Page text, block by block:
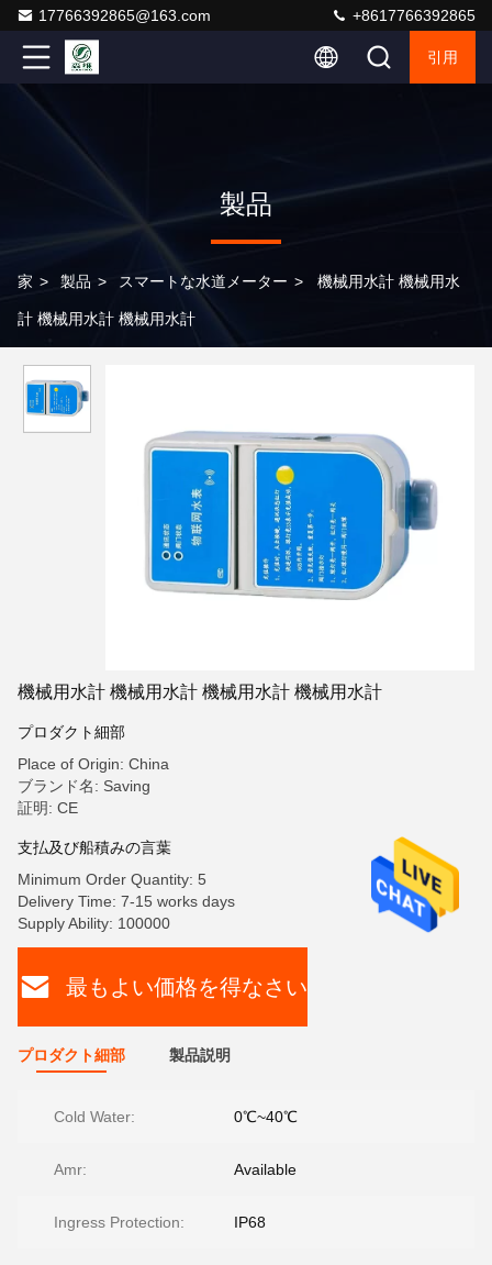
17766392865@163.com +8617766392865
引用
製品
家 > 製品 > スマートな水道メーター > 機械用水計 機械用水
計 機械用水計 機械用水計
機械用水計 機械用水計 機械用水計 機械用水計
プロダクト細部
Place of Origin: China
ブランド名: Saving
証明: CE
支払及び船積みの言葉
Minimum Order Quantity: 5
Delivery Time: 7-15 works days
Supply Ability: 100000
最もよい価格を得なさい
プロダクト細部 製品説明
Cold Water: 0℃~40℃
Amr: Available
Ingress Protection: IP68